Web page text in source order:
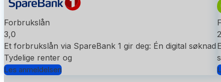
Forbrukslån
3,0
Et forbrukslån via SpareBank 1 gir deg: Én digital søknad
Tydelige renter og
Les anmeldelsen